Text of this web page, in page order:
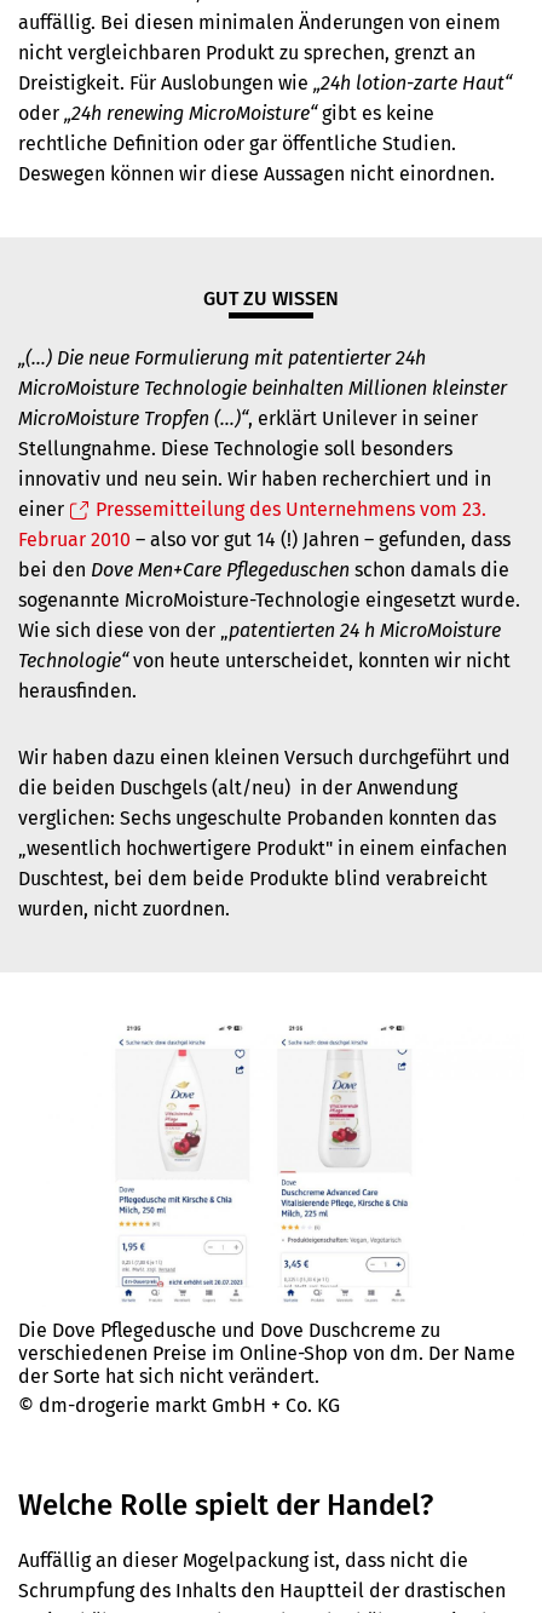
auffällig. Bei diesen minimalen Änderungen von einem
nicht vergleichbaren Produkt zu sprechen, grenzt an
Dreistigkeit. Für Auslobungen wie „24h lotion-zarte Haut“
oder „24h renewing MicroMoisture“gibt es keine
rechtliche Definition oder gar öffentliche Studien.
Deswegen können wir diese Aussagen nicht einordnen.
GUT ZU WISSEN
„(…) Die neue Formulierung mit patentierter 24h
MicroMoisture Technologie beinhalten Millionen kleinster
MicroMoisture Tropfen (…)“, erklärt Unilever in seiner
Stellungnahme. Diese Technologie soll besonders
innovativ und neu sein. Wir haben recherchiert und in
einer
Pressemitteilung des Unternehmens vom 23.
Februar 2010 – also vor gut 14 (!) Jahren – gefunden, dass
bei den Dove Men+Care Pflegeduschen schon damals die
sogenannte MicroMoisture-Technologie eingesetzt wurde.
Wie sich diese von der „patentierten 24 h MicroMoisture
Technologie“von heute unterscheidet, konnten wir nicht
herausfinden.
Wir haben dazu einen kleinen Versuch durchgeführt und
die beiden Duschgels (alt/neu) in der Anwendung
verglichen: Sechs ungeschulte Probanden konnten das
„wesentlich hochwertigere Produkt" in einem einfachen
Duschtest, bei dem beide Produkte blind verabreicht
wurden, nicht zuordnen.
Die Dove Pflegedusche und Dove Duschcreme zu
verschiedenen Preise im Online-Shop von dm. Der Name
der Sorte hat sich nicht verändert.
© dm-drogerie markt GmbH + Co. KG
Welche Rolle spielt der Handel?
Auffällig an dieser Mogelpackung ist, dass nicht die
Schrumpfung des Inhalts den Hauptteil der drastischen